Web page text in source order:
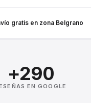
gratis en zona Belgrano
+290
EN GOOGLE